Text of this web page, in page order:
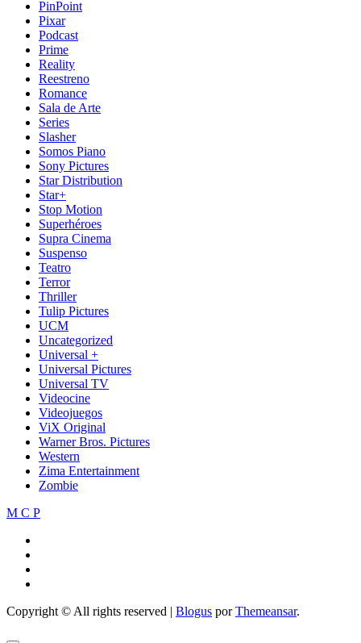
PinPoint
Pixar
Podcast
Prime
Reality
Reestreno
Romance
Sala de Arte
Series
Slasher
Somos Piano
Sony Pictures
Star Distribution
Star+
Stop Motion
Superhéroes
Supra Cinema
Suspenso
Teatro
Terror
Thriller
Tulip Pictures
UCM
Uncategorized
Universal +
Universal Pictures
Universal TV
Videocine
Videojuegos
ViX Original
Warner Bros. Pictures
Western
Zima Entertainment
Zombie
M C P
Copyright © All rights reserved | Blogus porThemeansar.